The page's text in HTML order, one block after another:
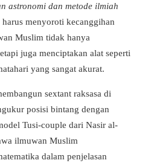
astronomi dan metode ilmiah
menyoroti kecanggihan
Muslim tidak hanya
juga menciptakan alat seperti
yang sangat akurat.
sextant raksasa di
posisi bintang dengan
Tusi-couple dari Nasir al-
ilmuwan Muslim
dalam penjelasan